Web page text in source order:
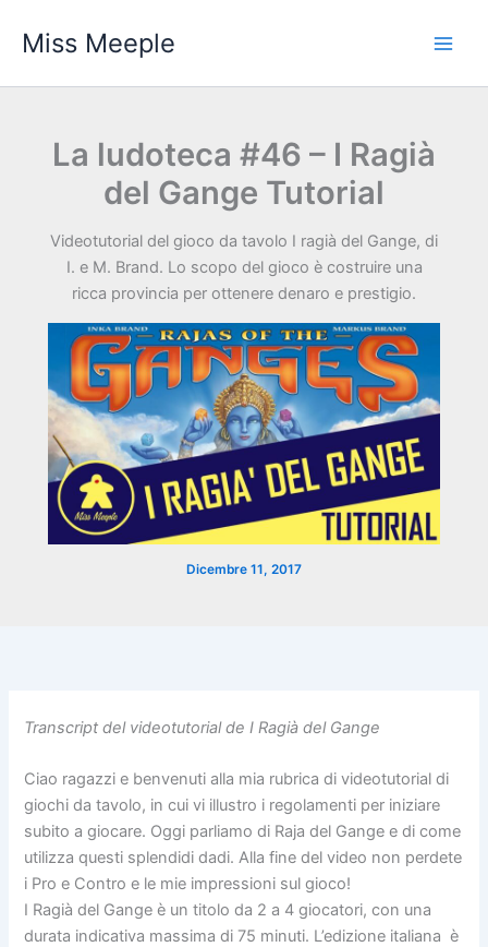
Miss Meeple
La ludoteca #46 – I Ragià
del Gange Tutorial
Videotutorial del gioco da tavolo I ragià del Gange, di
I. e M. Brand. Lo scopo del gioco è costruire una
ricca provincia per ottenere denaro e prestigio.
Dicembre 11, 2017
Transcript del videotutorial de I Ragià del Gange
Ciao ragazzi e benvenuti alla mia rubrica di videotutorial di
giochi da tavolo, in cui vi illustro i regolamenti per iniziare
subito a giocare. Oggi parliamo di Raja del Gange e di come
utilizza questi splendidi dadi. Alla fine del video non perdete
i Pro e Contro e le mie impressioni sul gioco!
I Ragià del Gange è un titolo da 2 a 4 giocatori, con una
durata indicativa massima di 75 minuti. L’edizione italiana è